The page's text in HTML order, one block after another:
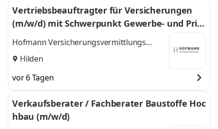
Vertriebsbeauftragter für Versicherungen
(m/w/d) mit Schwerpunkt Gewerbe- und Priv
atkunden
Hofmann Versicherungsvermittlungs
GmbH (ein Unternehmen der Bernhard
Hilden
vor 6 Tagen
Verkaufsberater / Fachberater Baustoffe Hoc
hbau (m/w/d)